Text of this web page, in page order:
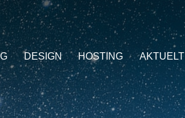
DESIGN HOSTING AKTUELT